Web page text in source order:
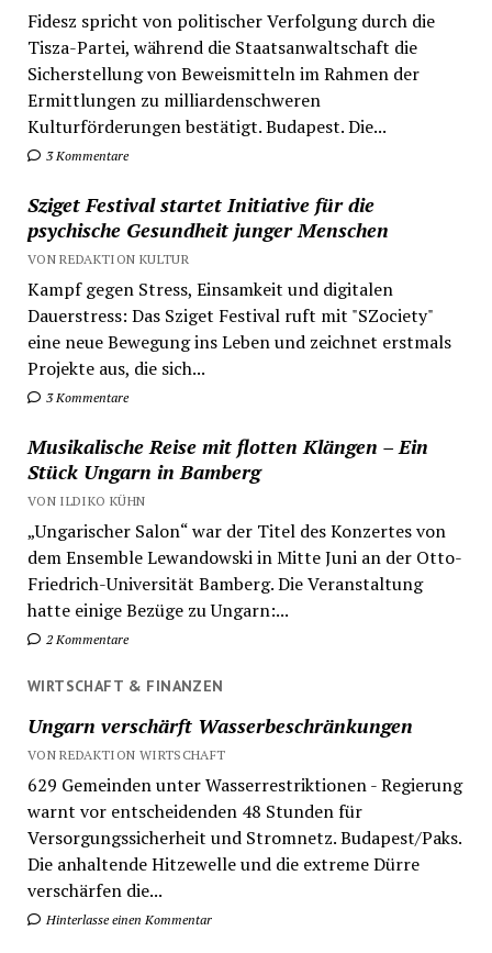
Fidesz spricht von politischer Verfolgung durch die
Tisza-Partei, während die Staatsanwaltschaft die
Sicherstellung von Beweismitteln im Rahmen der
Ermittlungen zu milliardenschweren
Kulturförderungen bestätigt. Budapest. Die...
3 Kommentare
Sziget Festival startet Initiative für die
psychische Gesundheit junger Menschen
VON REDAKTION KULTUR
Kampf gegen Stress, Einsamkeit und digitalen
Dauerstress: Das Sziget Festival ruft mit "SZociety"
eine neue Bewegung ins Leben und zeichnet erstmals
Projekte aus, die sich...
3 Kommentare
Musikalische Reise mit flotten Klängen – Ein
Stück Ungarn in Bamberg
VON ILDIKO KÜHN
„Ungarischer Salon“ war der Titel des Konzertes von
dem Ensemble Lewandowski in Mitte Juni an der Otto-
Friedrich-Universität Bamberg. Die Veranstaltung
hatte einige Bezüge zu Ungarn:...
2 Kommentare
WIRTSCHAFT & FINANZEN
Ungarn verschärft Wasserbeschränkungen
VON REDAKTION WIRTSCHAFT
629 Gemeinden unter Wasserrestriktionen - Regierung
warnt vor entscheidenden 48 Stunden für
Versorgungssicherheit und Stromnetz. Budapest/Paks.
Die anhaltende Hitzewelle und die extreme Dürre
verschärfen die...
Hinterlasse einen Kommentar